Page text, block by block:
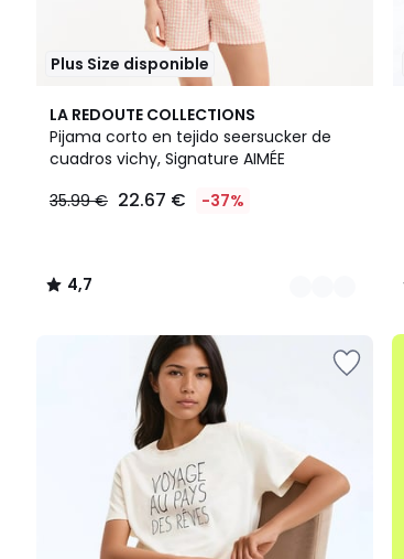
Plus Size disponible
LA REDOUTE COLLECTIONS
Pijama corto en tejido seersucker de
cuadros vichy, Signature AIMÉE
€
35.99
35.99 € 22.67 € -37%
4,7
/ 5
2
Colores
4,7
/
.